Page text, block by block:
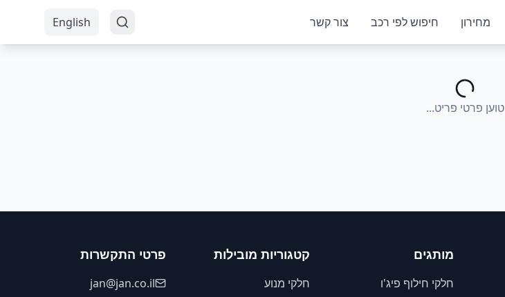
מחירון חיפוש לפי רכב צור קשר English
טוען פרטי פריט...
מותגים
חלקי חילוף פיג'ו
קטגוריות מובילות
חלקי מנוע
פרטי התקשרות
jan@jan.co.il